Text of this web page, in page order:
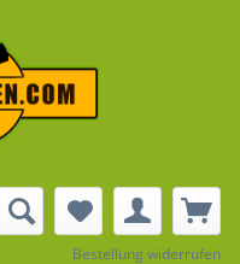
Bestellung widerrufen